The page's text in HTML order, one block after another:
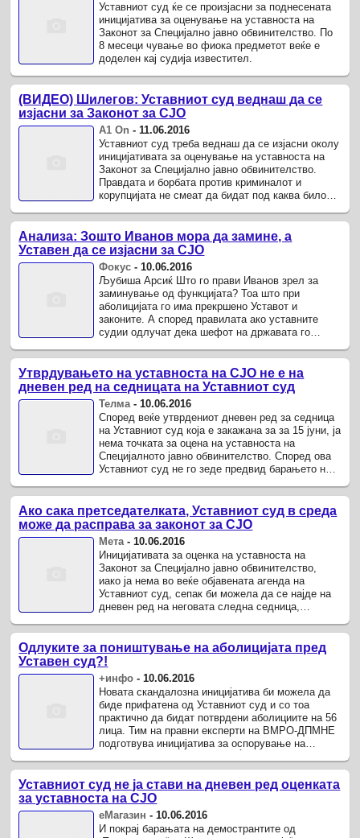
Уставниот суд ќе се произјасни за поднесената
иницијатива за оценување на уставноста на
Законот за Специјално јавно обвинителство. По
8 месеци чување во фиока предметот веќе е
доделен кај судија известител.
(ВИДЕО) Шилегов: Уставниот суд веднаш да се
изјасни за Законот за СЈО
А1 On - 11.06.2016
Уставниот суд треба веднаш да се изјасни околу
иницијативата за оценување на уставноста на
Законот за Специјално јавно обвинителство.
Правдата и борбата против криминалот и
корупцијата не смеат да бидат под каква било
Анализа: Зошто Иванов мора да замине, а
Уставен да се изјасни за СЈО
Фокус -10.06.2016
Љубиша Арсиќ Што го прави Иванов зрел за
заминување од функцијата? Тоа што при
аболицијата го има прекршено Уставот и
законите. А според правилата ако уставните
судии одлучат дека шефот на државата го
Утврдувањето на уставноста на СЈО не е на
дневен ред на седницата на Уставниот суд
Телма-10.06.2016
Според веќе утврдениот дневен ред за седница
на Уставниот суд која е закажана за за 15 јуни, ја
нема точката за оцена на уставноста на
Специјалното јавно обвинителство. Според ова
Уставниот суд не го зеде предвид барањето на
Ако сака претседателката, Уставниот суд в среда
може да расправа за законот за СЈО
Мета - 10.06.2016
Иницијативата за оценка на уставноста на
Законот за Специјално јавно обвинителство,
иако ја нема во веќе објавената агенда на
Уставниот суд, сепак би можела да се најде на
дневен ред на неговата следна седница,
Одлуките за поништување на аболицијата пред
Уставен суд?!
+инфо - 10.06.2016
Новата скандалозна иницијатива би можела да
биде прифатена од Уставниот суд и со тоа
практично да бидат потврдени аболициите на 56
лица. Тим на правни експерти на ВМРО-ДПМНЕ
подготвува иницијатива за оспорување на
Уставниот суд не ја стави на дневен ред оценката
за уставноста на СЈО
еМагазин - 10.06.2016
И покрај барањата на демострантите од